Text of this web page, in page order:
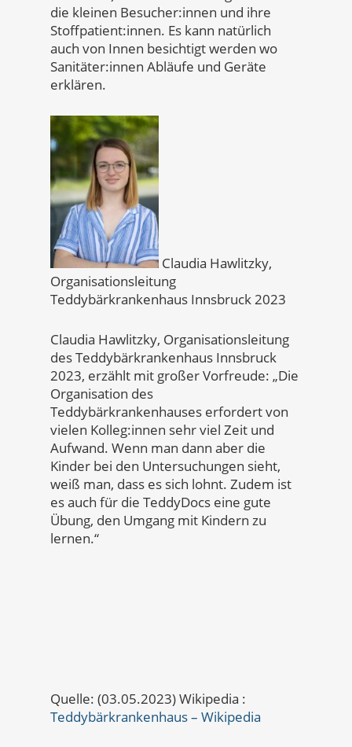
die kleinen Besucher:innen und ihre
Stoffpatient:innen. Es kann natürlich
auch von Innen besichtigt werden wo
Sanitäter:innen Abläufe und Geräte
erklären.
Claudia Hawlitzky,
Organisationsleitung
Teddybärkrankenhaus Innsbruck 2023
Claudia Hawlitzky, Organisationsleitung
des Teddybärkrankenhaus Innsbruck
2023, erzählt mit großer Vorfreude: „Die
Organisation des
Teddybärkrankenhauses erfordert von
vielen Kolleg:innen sehr viel Zeit und
Aufwand. Wenn man dann aber die
Kinder bei den Untersuchungen sieht,
weiß man, dass es sich lohnt. Zudem ist
es auch für die TeddyDocs eine gute
Übung, den Umgang mit Kindern zu
lernen.“
Quelle: (03.05.2023) Wikipedia :
Teddybärkrankenhaus – Wikipedia